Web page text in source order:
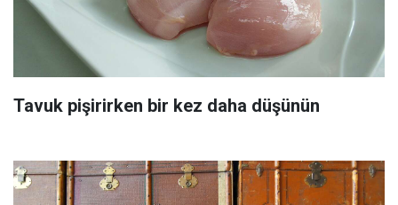
Tavuk pişirirken bir kez daha düşünün